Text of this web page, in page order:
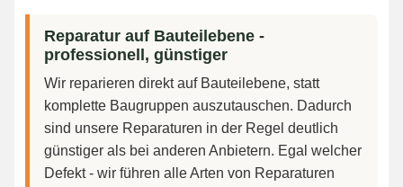
Reparatur auf Bauteilebene -
professionell, günstiger
Wir reparieren direkt auf Bauteilebene, statt
komplette Baugruppen auszutauschen. Dadurch
sind unsere Reparaturen in der Regel deutlich
günstiger als bei anderen Anbietern. Egal welcher
Defekt - wir führen alle Arten von Reparaturen